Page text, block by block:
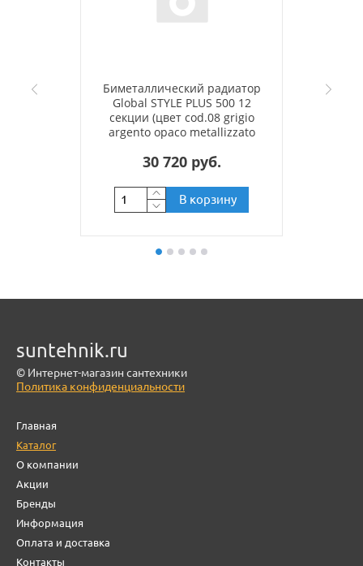
Биметаллический радиатор
Global STYLE PLUS 500 12
секции (цвет cod.08 grigio
argento opaco metallizzato
30 720 руб.
В корзину
suntehnik.ru
© Интернет-магазин сантехники
Политика конфиденциальности
Главная
Каталог
О компании
Акции
Бренды
Информация
Оплата и доставка
Контакты